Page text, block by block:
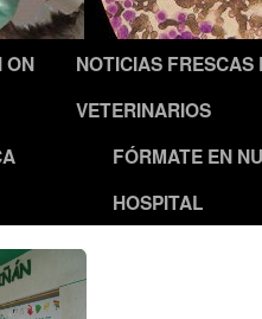
ON
NOTICIAS FRESCAS
VETERINARIOS
FÓRMATE EN
HOSPITAL